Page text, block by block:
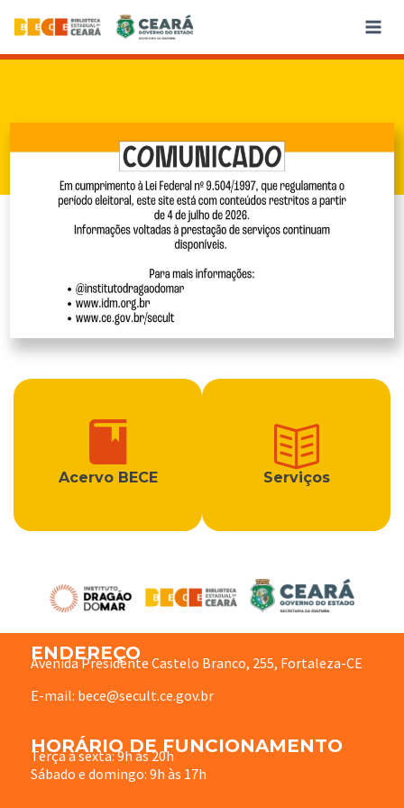
Acervo BECE Serviços
ENDEREÇO
Avenida Presidente Castelo Branco, 255, Fortaleza-CE
E-mail: bece@secult.ce.gov.br
HORÁRIO DE FUNCIONAMENTO
Terça à sexta: 9h às 20h
Sábado e domingo: 9h às 17h